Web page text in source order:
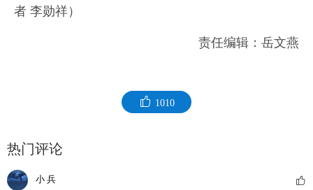
者 李勋祥）
责任编辑：岳文燕
1010
热门评论
小 兵